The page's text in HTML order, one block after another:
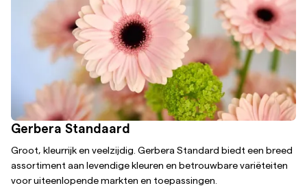
Gerbera Standaard
Groot, kleurrijk en veelzijdig. Gerbera Standard biedt een breed
assortiment aan levendige kleuren en betrouwbare variëteiten
voor uiteenlopende markten en toepassingen.